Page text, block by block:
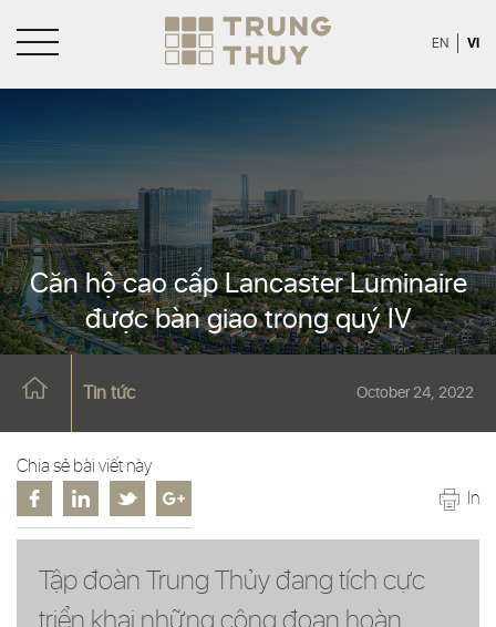
EN VI
Căn hộ cao cấp Lancaster Luminaire
được bàn giao trong quý IV
Tin tức October 24, 2022
Chia sẻ bài viết này
In
Tập đoàn Trung Thủy đang tích cực